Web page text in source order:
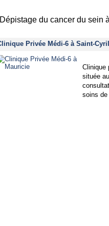
Dépistage du cancer du sein
Privée Médi-6 à Saint-
Clinique
située
soins de